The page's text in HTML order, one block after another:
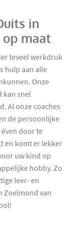
in
maat
teveel werkdruk
hulp aan alle
Onze
kan snel
Al onze coaches
de persoonlijke
door te
en komt er lekker
uw kind op
hobby. Zo
leer- en
Zoelmond van